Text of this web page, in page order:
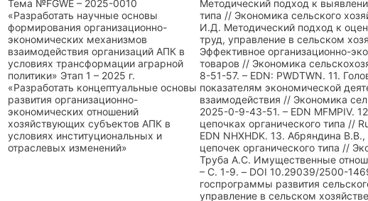
Тема №FGWE – 2025-0010
«Разработать научные основы
формирования организационно-
экономических механизмов
взаимодействия организаций АПК в
условиях трансформации аграрной
политики» Этап 1 – 2025 г.
«Разработать концептуальные основы
развития организационно-
экономических отношений
хозяйствующих субъектов АПК в
условиях институциональных и
отраслевых изменений»
Методический подход к
типа // Экономика сельского
И.Д. Методический подход к
труд, управление в сельском
Эффективное организационно-
товаров // Экономика
8-51-57. – EDN: PWDTWN. 11.
показателям экономической
взаимодействия // Экономика
2025-0-9-43-51. – EDN MFMPIV.
цепочках органического типа //
EDN NHXHDK. 13. Абряндина
цепочек органического типа //
Труба А.С. Имущественные
– С. 1-9. – DOI 10.29039/2500-
госпрограммы развития
управление в сельском